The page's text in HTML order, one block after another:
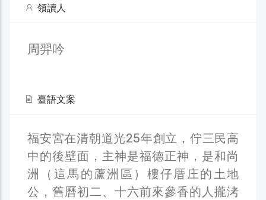
領讀人
周羿吟
臺語文案
福安宮在清朝道光25年創立，佇三民高
中的後壁面，主神是福德正神，是和尚
洲（這馬的蘆洲區）樓仔厝庄的土地
公，舊曆初二、十六前來參香的人攏洘